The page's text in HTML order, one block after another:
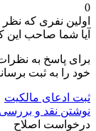
0
اولین نفری که
آیا شما صاحب
برای پاسخ به
خود را به ثبت
ثبت ادعای مالکیت
نوشتن نقد و بررسی
درخواست اصلاح